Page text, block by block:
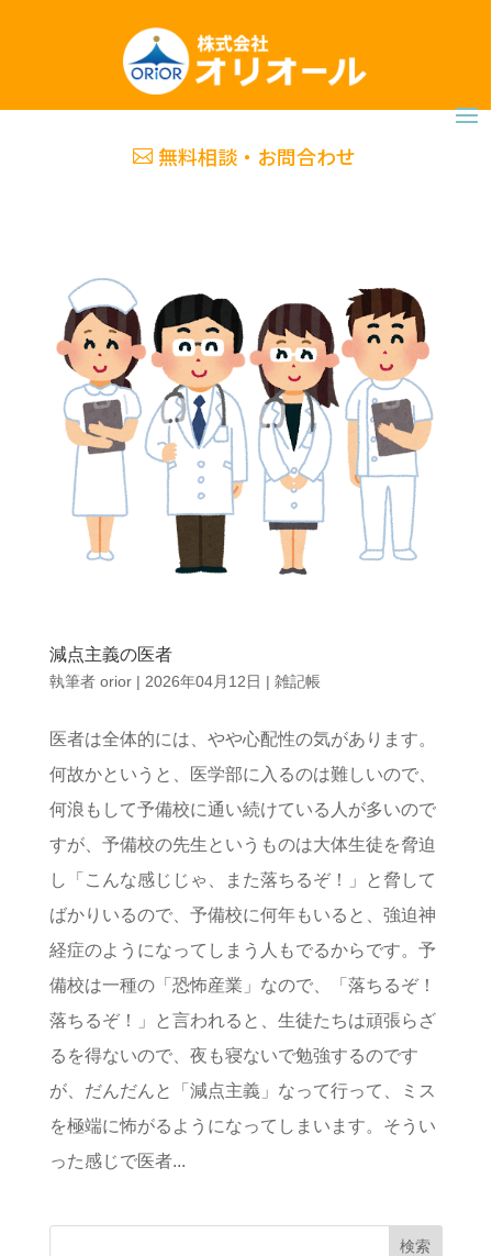
無料相談・お問合わせ
減点主義の医者
執筆者 orior| 2026年04月12日 | 雑記帳
医者は全体的には、やや心配性の気があります。
何故かというと、医学部に入るのは難しいので、
何浪もして予備校に通い続けている人が多いので
すが、予備校の先生というものは大体生徒を脅迫
し「こんな感じじゃ、また落ちるぞ！」と脅して
ばかりいるので、予備校に何年もいると、強迫神
経症のようになってしまう人もでるからです。予
備校は一種の「恐怖産業」なので、「落ちるぞ！
落ちるぞ！」と言われると、生徒たちは頑張らざ
るを得ないので、夜も寝ないで勉強するのです
が、だんだんと「減点主義」なって行って、ミス
を極端に怖がるようになってしまいます。そうい
った感じで医者...
検索